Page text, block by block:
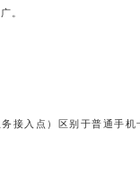
。
接入点）区别于普通手机